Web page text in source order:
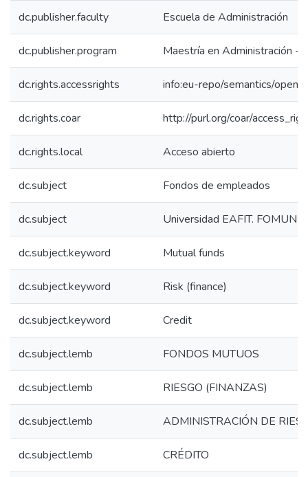
dc.publisher.faculty Escuela de Administración
dc.publisher.program Maestría en Administración -
dc.rights.accessrights info:eu-repo/semantics/
dc.rights.coar http://purl.org/coar/
dc.rights.local Acceso abierto
dc.subject Fondos de empleados
dc.subject Universidad EAFIT. FOMUNE
dc.subject.keyword Mutual funds
dc.subject.keyword Risk (finance)
dc.subject.keyword Credit
dc.subject.lemb FONDOS MUTUOS
dc.subject.lemb RIESGO (FINANZAS)
dc.subject.lemb ADMINISTRACIÓN DE
dc.subject.lemb CRÉDITO